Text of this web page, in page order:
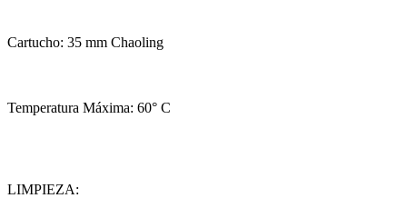
Cartucho: 35 mm Chaoling
Temperatura Máxima: 60° C
LIMPIEZA: